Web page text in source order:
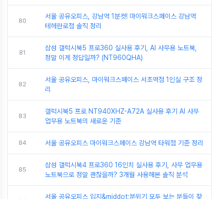
80
서울 공유오피스, 강남역 1분컷! 마이워크스페이스 강남역
테헤란로점 솔직 정리
81
삼성 갤럭시북5 프로360 실사용 후기, AI 사무용 노트북,
정말 이게 정답일까? (NT960QHA)
82
서울 공유오피스, 마이워크스페이스 서초역점 1인실 구조 정
리
83
갤럭시북5 프로 NT940XHZ-A72A 실사용 후기 AI 사무
업무용 노트북의 새로운 기준
84 서울 공유오피스 마이워크스페이스 강남역 타워점 기준 정리
85
삼성 갤럭시북4 프로360 16인치 실사용 후기, 사무 업무용
노트북으로 정말 괜찮을까? 3개월 사용해본 솔직 분석
서울 공유오피스 입지&middot;분위기 모두 보는 분들이 찾